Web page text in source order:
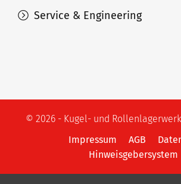
Service & Engineering
© 2026 - Kugel- und
Impressum
AGB
Hinweisgebersystem